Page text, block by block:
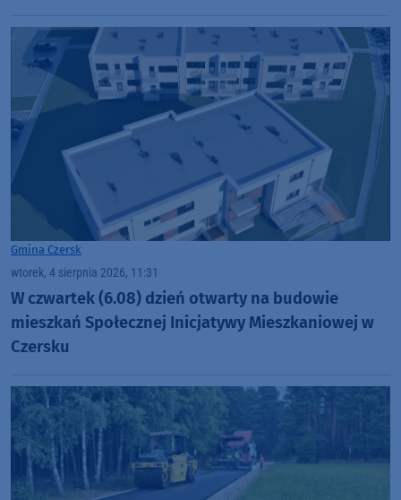
Gmina Czersk
wtorek, 4 sierpnia 2026, 11:31
W czwartek (6.08) dzień otwarty na budowie
mieszkań Społecznej Inicjatywy Mieszkaniowej w
Czersku